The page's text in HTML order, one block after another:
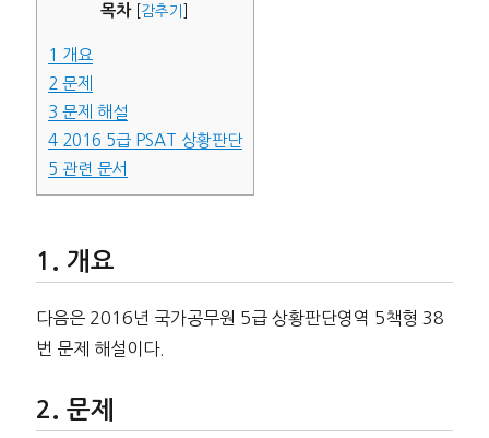
목차 감추기
1 개요
2 문제
3 문제 해설
42016 5급 PSAT 상황판단
5 관련 문서
개요
다음은 2016년 국가공무원 5급 상황판단영역 5책형 38
번 문제 해설이다.
문제